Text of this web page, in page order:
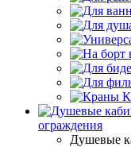
ограждения
Душевые